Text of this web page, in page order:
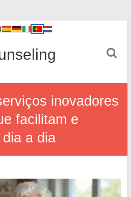
inovadores
facilitam e
a dia